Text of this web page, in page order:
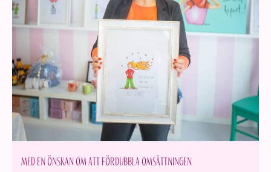
Med en önskan om att fördubbla omsättningen